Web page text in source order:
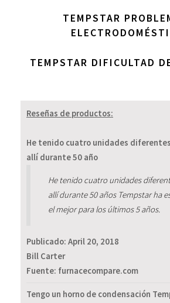
TEMPSTAR
TEMPSTAR DIFICULTAD
Reseñas de productos:
He tenido cuatro unidades
allí durante 50 año
He tenido cuatro unidades
allí durante 50 años Tempstar ha
el mejor para los últimos 5 años.
Publicado: April 20, 2018
Bill Carter
Fuente: furnacecompare.com
Tengo un horno de condensación